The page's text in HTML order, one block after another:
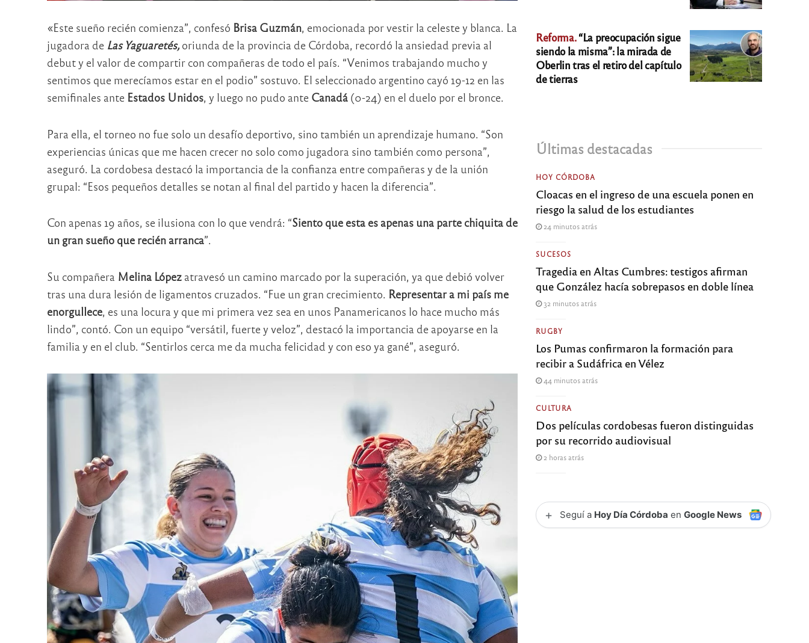
«Este sueño recién comienza”, confesó Brisa Guzmán, emocionada por vestir la celeste y blanca. La
jugadora de Las Yaguaretés,oriunda de la provincia de Córdoba, recordó la ansiedad previa al
debut y el valor de compartir con compañeras de todo el país. “Venimos trabajando mucho y
sentimos que merecíamos estar en el podio” sostuvo. El seleccionado argentino cayó 19-12 en las
semifinales ante Estados Unidos, y luego no pudo ante Canadá(0-24) en el duelo por el bronce.
Para ella, el torneo no fue solo un desafío deportivo, sino también un aprendizaje humano. “Son
experiencias únicas que me hacen crecer no solo como jugadora sino también como persona”,
aseguró. La cordobesa destacó la importancia de la confianza entre compañeras y de la unión
grupal: “Esos pequeños detalles se notan al final del partido y hacen la diferencia”.
Con apenas 19 años, se ilusiona con lo que vendrá: “Siento que esta es apenas una parte chiquita de
un gran sueño que recién arranca”.
Su compañera Melina Lópezatravesó un camino marcado por la superación, ya que debió volver
tras una dura lesión de ligamentos cruzados. “Fue un gran crecimiento. Representar a mi país me
enorgullece, es una locura y que mi primera vez sea en unos Panamericanos lo hace mucho más
lindo”, contó. Con un equipo “versátil, fuerte y veloz”, destacó la importancia de apoyarse en la
familia y en el club. “Sentirlos cerca me da mucha felicidad y con eso ya gané”, aseguró.
Reforma.“La preocupación sigue
siendo la misma”: la mirada de
Oberlin tras el retiro del capítulo
de tierras
Últimas destacadas
HOY CÓRDOBA
Cloacas en el ingreso de una escuela ponen en
riesgo la salud de los estudiantes
24 minutos atrás
SUCESOS
Tragedia en Altas Cumbres: testigos afirman
que González hacía sobrepasos en doble línea
32 minutos atrás
RUGBY
Los Pumas confirmaron la formación para
recibir a Sudáfrica en Vélez
44 minutos atrás
CULTURA
Dos películas cordobesas fueron distinguidas
por su recorrido audiovisual
2 horas atrás
+ Seguí a Hoy Día Córdoba enGoogle News